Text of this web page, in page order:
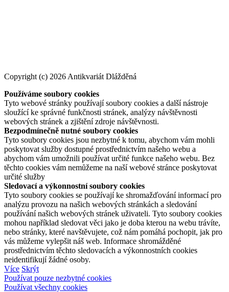
Copyright (c) 2026 Antikvariát Dlážděná
Používáme soubory cookies
Tyto webové stránky používají soubory cookies a další nástroje
sloužící ke správné funkčnosti stránek, analýzy návštěvnosti
webových stránek a zjištění zdroje návštěvnosti.
Bezpodmínečně nutné soubory cookies
Tyto soubory cookies jsou nezbytné k tomu, abychom vám mohli
poskytovat služby dostupné prostřednictvím našeho webu a
abychom vám umožnili používat určité funkce našeho webu. Bez
těchto cookies vám nemůžeme na naší webové stránce poskytovat
určité služby
Sledovací a výkonnostní soubory cookies
Tyto soubory cookies se používají ke shromažďování informací pro
analýzu provozu na našich webových stránkách a sledování
používání našich webových stránek uživateli. Tyto soubory cookies
mohou například sledovat věci jako je doba kterou na webu trávíte,
nebo stránky, které navštěvujete, což nám pomáhá pochopit, jak pro
vás můžeme vylepšit náš web. Informace shromážděné
prostřednictvím těchto sledovacích a výkonnostních cookies
neidentifikují žádné osoby.
Více Skrýt
Používat pouze nezbytné cookies
Používat všechny cookies